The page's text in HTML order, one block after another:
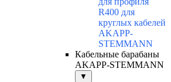
R400 для
круглых кабелей
AKAPP-
STEMMANN
Кабельные барабаны
AKAPP-STEMMANN
▼